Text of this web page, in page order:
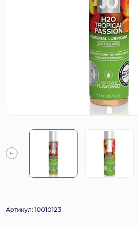
Артикул: 10010123